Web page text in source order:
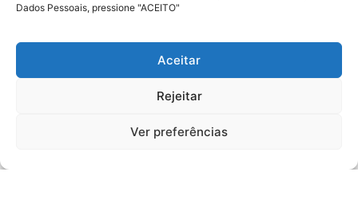
Dados Pessoais, pressione "ACEITO"
Aceitar
Rejeitar
Ver preferências
Registre Seus Melhores
Momentos Em Segurança